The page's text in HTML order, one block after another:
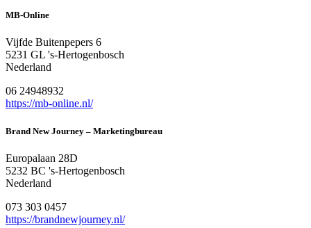
MB-Online
Vijfde Buitenpepers 6
5231 GL 's-Hertogenbosch
Nederland
06 24948932
https://mb-online.nl/
Brand New Journey – Marketingbureau
Europalaan 28D
5232 BC 's-Hertogenbosch
Nederland
073 303 0457
https://brandnewjourney.nl/